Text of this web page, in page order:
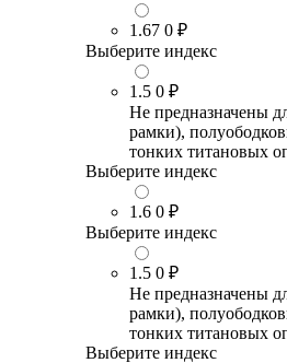
1.67 0 ₽
Выберите индекс
1.5 0 ₽
Не предназначены
рамки),
тонких титановых
Выберите индекс
1.6 0 ₽
Выберите индекс
1.5 0 ₽
Не предназначены
рамки),
тонких титановых
Выберите индекс